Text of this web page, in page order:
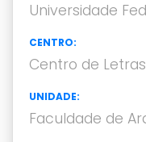
Universidade
CENTRO:
Centro de
UNIDADE:
Faculdade de